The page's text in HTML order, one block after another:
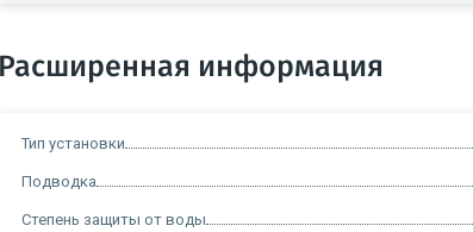
Расширенная информация
Тип установки
Подводка
Степень защиты от воды